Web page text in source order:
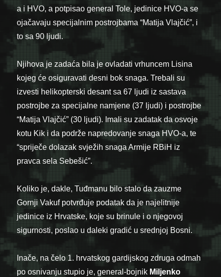
a i HVO, a potpisao general Tole, jedinice HVO-a se
ojačavaju specijalnim postrojbama “Matija Vlajčić”, i
to sa 90 ljudi.
Njihova je zadaća bila je ovladati vrhuncem Lisina
kojeg će osiguravati desni bok snaga. Trebali su
izvesti helikopterski desant sa 67 ljudi iz sastava
postrojbe za specijalne namjene (37 ljudi) i postrojbe
“Matija Vlajčić” (30 ljudi). Imali su zadatak da osvoje
kotu Kik i da podrže napredovanje snaga HVO-a, te
“spriječe dolazak svježih snaga Armije RBiH iz
pravca sela Sebešić”.
Koliko je, dakle, Tuđmanu bilo stalo da zauzme
Gornji Vakuf potvrđuje podatak da je najelitnije
jedinice iz Hrvatske, koje su brinule i o njegovoj
sigurnosti, poslao u daleki gradić u srednjoj Bosni.
Inače, na čelo 1. hrvatskog gardijskog zdruga odmah
po osnivanju stupio je, general-bojnik Miljenko